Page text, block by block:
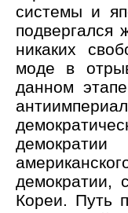
системы и
подвергался
никаких
моде в
данном
демократии,
Кореи. Путь